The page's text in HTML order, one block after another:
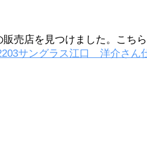
売店を見つけました。こちら
サングラス江口 洋介さん